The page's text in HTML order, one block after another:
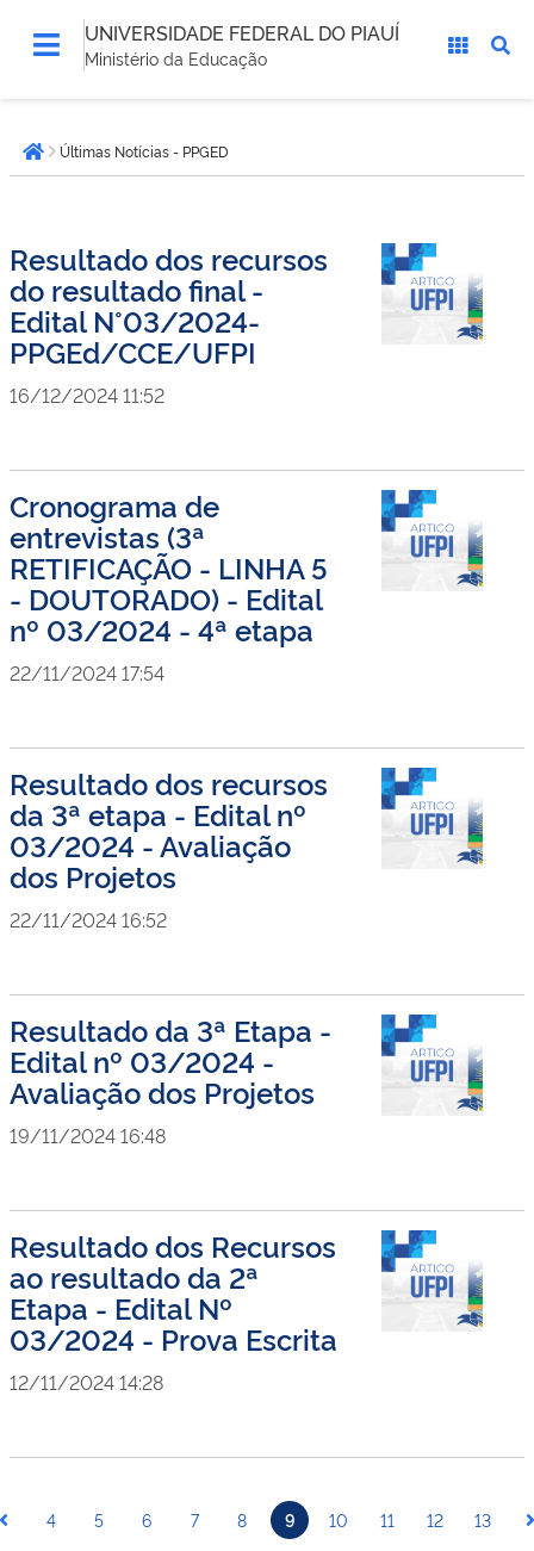
UNIVERSIDADE FEDERAL DO PIAUÍ
Ministério da Educação
está
aqui:Página inicial
Últimas Notícias - PPGED
Resultado dos recursos
do resultado final -
Edital N°03/2024-
PPGEd/CCE/UFPI
16/12/2024 11:52
Cronograma de
entrevistas (3ª
RETIFICAÇÃO - LINHA 5
- DOUTORADO) - Edital
nº 03/2024 - 4ª etapa
22/11/2024 17:54
Resultado dos recursos
da 3ª etapa - Edital nº
03/2024 - Avaliação
dos Projetos
22/11/2024 16:52
Resultado da 3ª Etapa -
Edital nº 03/2024 -
Avaliação dos Projetos
19/11/2024 16:48
Resultado dos Recursos
ao resultado da 2ª
Etapa - Edital Nº
03/2024 - Prova Escrita
12/11/2024 14:28
4 5 6 7 8 9 10 11 12 13